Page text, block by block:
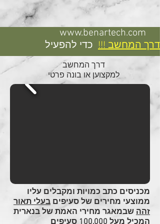
www.benartech.com
דרך המחשב !!! כדי להפעיל
דרך המחשב
למקצוען או בונה פרטי
מכניסים כתב כמויות ומקבלים עליו
ממוצעי מחירים של סעיפים בעלי תאור
זהה שבמאגר מחירי האמת של בנארית
המכיל מעל 100,000 סעיפים